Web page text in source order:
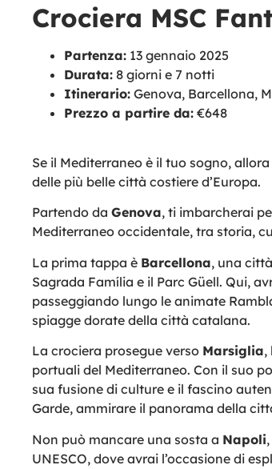
Crociera MSC
Partenza: 13 gennaio 2025
Durata: 8 giorni e 7 notti
Itinerario: Genova, Barcellona,
Prezzo a partire da: €648
Se il Mediterraneo è il tuo sogno,
delle più belle città costiere d’Europa.
Partendo da Genova, ti imbarcherai
Mediterraneo occidentale, tra storia,
La prima tappa è Barcellona, una
Sagrada Família e il Parc Güell. Qui,
passeggiando lungo le animate
spiagge dorate della città catalana.
La crociera prosegue verso Marsiglia,
portuali del Mediterraneo. Con il suo
sua fusione di culture e il fascino
Garde, ammirare il panorama della
Non può mancare una sosta a Napoli
UNESCO, dove avrai l’occasione di